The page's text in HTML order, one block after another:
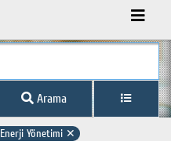
Arama
Enerji Yönetimi ✕